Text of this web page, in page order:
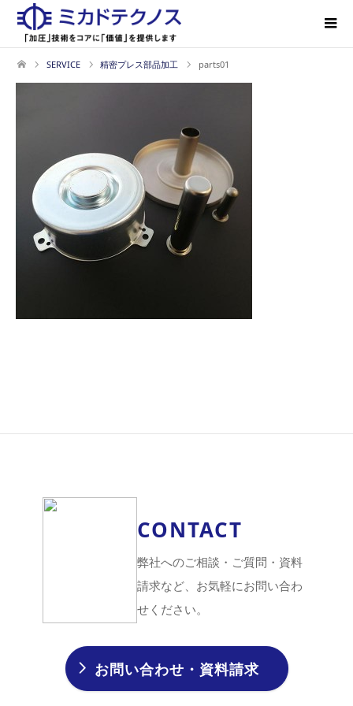
SERVICE 精密プレス部品加工 parts01
CONTACT
弊社へのご相談・ご質問・資料
請求など、お気軽にお問い合わ
せください。
お問い合わせ・資料請求